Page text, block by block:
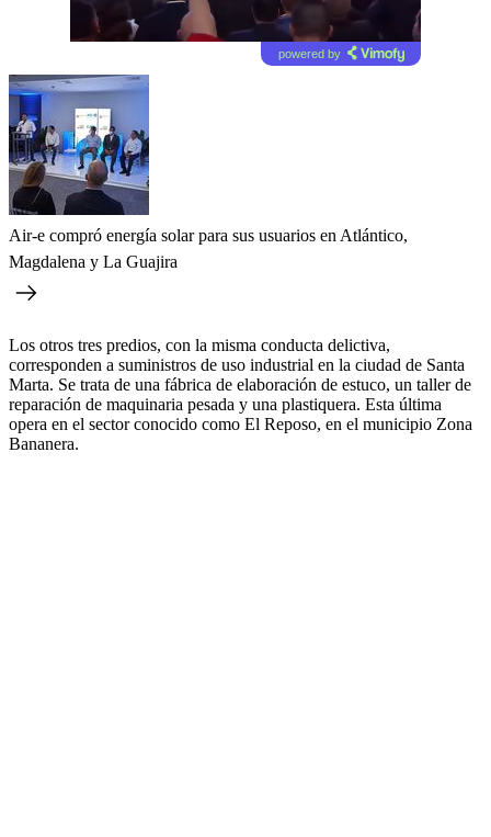
powered by
Air-e compró energía solar para sus usuarios en Atlántico,
Magdalena y La Guajira
Los otros tres predios, con la misma conducta delictiva,
corresponden a suministros de uso industrial en la ciudad de Santa
Marta. Se trata de una fábrica de elaboración de estuco, un taller de
reparación de maquinaria pesada y una plastiquera. Esta última
opera en el sector conocido como El Reposo, en el municipio Zona
Bananera.